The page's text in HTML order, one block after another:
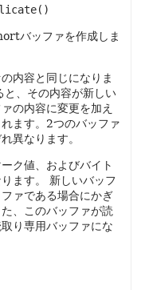
()
バッファを作成しま
内容と同じになりま
と、その内容が新しい
の内容に変更を加え
ます。2つのバッファ
異なります。
ク値、およびバイト
ます。
新しいバッフ
ァである場合にかぎ
、このバッファが読
り専用バッファにな